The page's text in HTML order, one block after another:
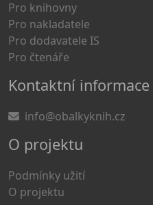
Pro knihovny
Pro nakladatele
Pro dodavatele IS
Pro čtenáře
Kontaktní informace
info@obalkyknih.cz
O projektu
Podmínky užití
O projektu